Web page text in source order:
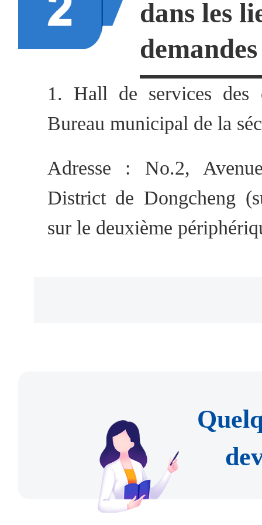
doivent être délivrés
d'acceptation).
► La copie du certificat
service de santé et de
chinois ou délivré par un
par l'Ambassade ou le
service de santé et de
► La copie de
délivrée par
l'impôt doit couvrir quatre
dans les
1. Hall de services des
Bureau municipal de la
Adresse : No.2,
District de Dongcheng
sur le deuxième
municipal de la
Zhongguancun
Adresse : Cour n°22A,
Haidian.